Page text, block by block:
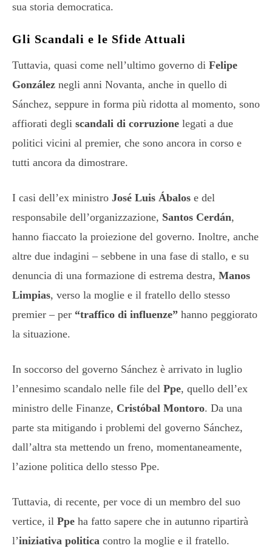
sua storia democratica.
Gli Scandali e le Sfide Attuali
Tuttavia, quasi come nell’ultimo governo di Felipe
González negli anni Novanta, anche in quello di
Sánchez, seppure in forma più ridotta al momento, sono
affiorati degli scandali di corruzione legati a due
politici vicini al premier, che sono ancora in corso e
tutti ancora da dimostrare.
I casi dell’ex ministro José Luis Ábalos e del
responsabile dell’organizzazione, Santos Cerdán,
hanno fiaccato la proiezione del governo. Inoltre, anche
altre due indagini – sebbene in una fase di stallo, e su
denuncia di una formazione di estrema destra, Manos
Limpias, verso la moglie e il fratello dello stesso
premier – per “traffico di influenze” hanno peggiorato
la situazione.
In soccorso del governo Sánchez è arrivato in luglio
l’ennesimo scandalo nelle file del Ppe, quello dell’ex
ministro delle Finanze, Cristóbal Montoro. Da una
parte sta mitigando i problemi del governo Sánchez,
dall’altra sta mettendo un freno, momentaneamente,
l’azione politica dello stesso Ppe.
Tuttavia, di recente, per voce di un membro del suo
vertice, il Ppe ha fatto sapere che in autunno ripartirà
l’iniziativa politica contro la moglie e il fratello.